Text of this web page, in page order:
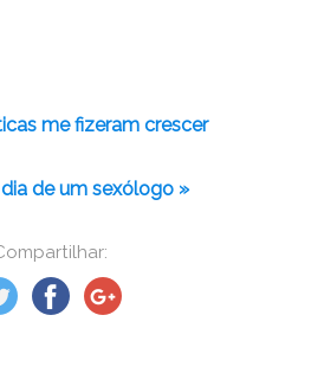
me fizeram crescer
de um sexólogo »